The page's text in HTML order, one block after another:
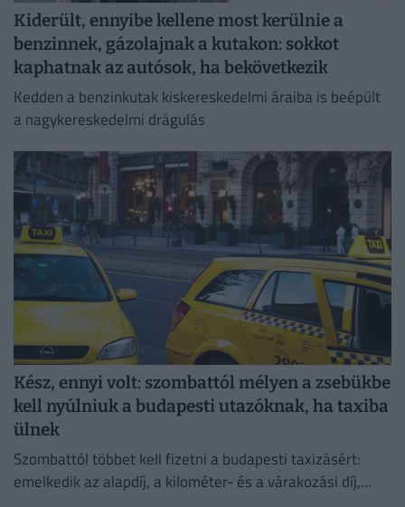
Kiderült, ennyibe kellene most kerülnie a
benzinnek, gázolajnak a kutakon: sokkot
kaphatnak az autósok, ha bekövetkezik
Kedden a benzinkutak kiskereskedelmi áraiba is beépült
a nagykereskedelmi drágulás
Kész, ennyi volt: szombattól mélyen a zsebükbe
kell nyúlniuk a budapesti utazóknak, ha taxiba
ülnek
Szombattól többet kell fizetni a budapesti taxizásért:
emelkedik az alapdíj, a kilométer- és a várakozási díj,